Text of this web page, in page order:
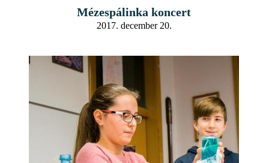
Mézespálinka koncert
2017. december 20.